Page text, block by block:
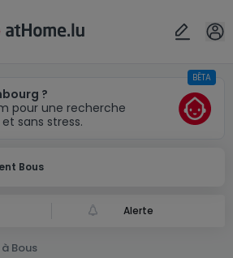
?
pour une recherche
sans stress.
BÊTA
Bous
Alerte
Bous
Localité(s) OK